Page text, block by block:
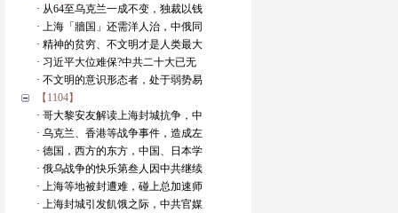
· 从64至乌克兰一成不变，独裁以钱
· 上海「牆国」还需洋人治，中俄同
· 精神的贫穷、不文明才是人类最大
· 习近平大位难保?中共二十大已无
· 不文明的意识形态者，处于弱势易
【1104】
· 哥大黎安友解读上海封城抗争，中
· 乌克兰、香港等战争事件，造成左
· 德国，西方的东方，中国、日本学
· 俄乌战争的快乐第叁人因中共继续
· 上海等地被封遭难，碰上总加速师
· 上海封城引发飢饿之际，中共官媒